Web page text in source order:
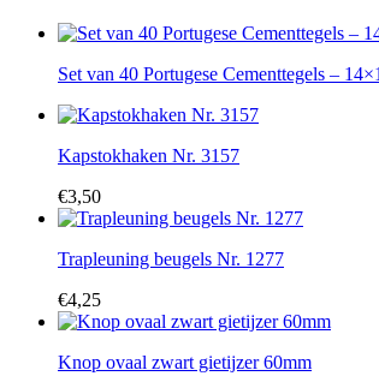
Set van 40 Portugese Cementtegels –
Kapstokhaken Nr. 3157
€3,50
Trapleuning beugels Nr. 1277
€4,25
Knop ovaal zwart gietijzer 60mm